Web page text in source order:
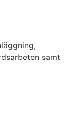
samt